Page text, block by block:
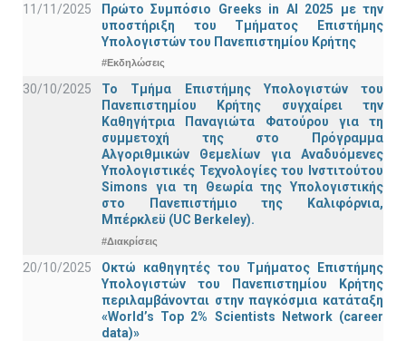
11/11/2025
Πρώτο Συμπόσιο Greeks in AI 2025 με την
υποστήριξη του Τμήματος Επιστήμης
Υπολογιστών του Πανεπιστημίου Κρήτης
#Εκδηλώσεις
30/10/2025
Το Τμήμα Επιστήμης Υπολογιστών του
Πανεπιστημίου Κρήτης συγχαίρει την
Καθηγήτρια Παναγιώτα Φατούρου για τη
συμμετοχή της στο Πρόγραμμα
Αλγοριθμικών Θεμελίων για Αναδυόμενες
Υπολογιστικές Τεχνολογίες του Ινστιτούτου
Simons για τη Θεωρία της Υπολογιστικής
στο Πανεπιστήμιο της Καλιφόρνια,
Μπέρκλεϋ (UC Berkeley).
#Διακρίσεις
20/10/2025
Οκτώ καθηγητές του Τμήματος Επιστήμης
Υπολογιστών του Πανεπιστημίου Κρήτης
περιλαμβάνονται στην παγκόσμια κατάταξη
«World’s Top 2% Scientists Network (career
data)»